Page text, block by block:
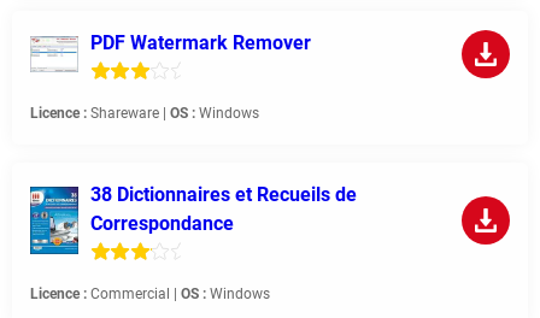
PDF Watermark Remover
Licence : Shareware | OS : Windows
38 Dictionnaires et Recueils de
Correspondance
Licence : Commercial | OS : Windows